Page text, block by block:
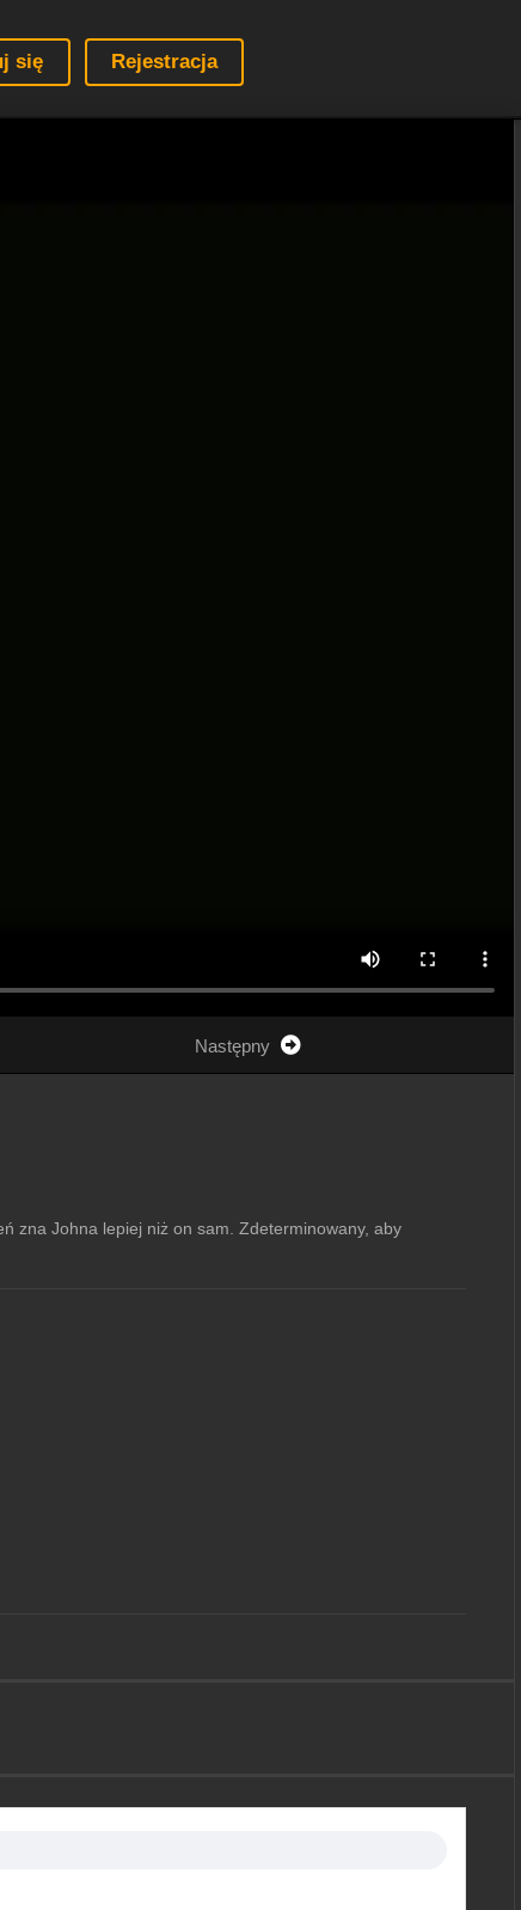
się Rejestracja
Następny
zna Johna lepiej niż on sam. Zdeterminowany, aby